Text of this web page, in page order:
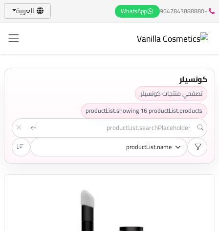
+9647843888880
WhatsApp العربية
كونسيلر
تصفحي منتجات كونسيلر.
productList.showing16productList.products